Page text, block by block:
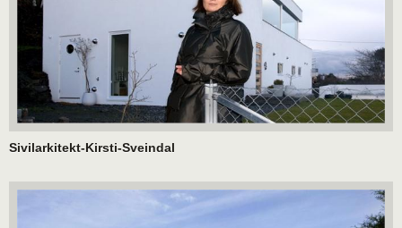
Sivilarkitekt-Kirsti-Sveindal